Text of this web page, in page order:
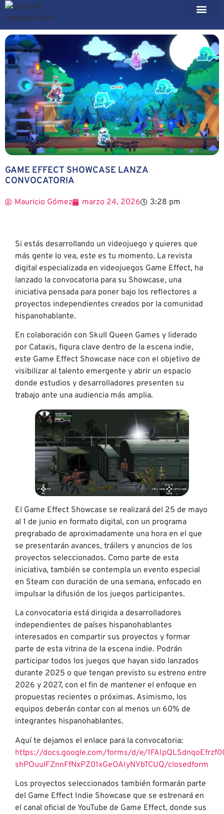
GAME EFFECT SHOWCASE LANZA
CONVOCATORIA
Mauricio Gómez marzo 24, 2026 3:28 pm
Si estás desarrollando un videojuego y quieres que
más gente lo vea, este es tu momento. La revista
digital especializada en videojuegos Game Effect, ha
lanzado la convocatoria para su Showcase, una
iniciativa pensada para poner bajo los reflectores a
proyectos independientes creados por la comunidad
hispanohablante.
En colaboración con Skull Queen Games y liderado
por Cataxis, figura clave dentro de la escena indie,
este Game Effect Showcase nace con el objetivo de
visibilizar al talento emergente y abrir un espacio
donde estudios y desarrolladores presenten su
trabajo ante una audiencia más amplia.
El Game Effect Showcase se realizará del 25 de mayo
al 1 de junio en formato digital, con un programa
pregrabado de aproximadamente una hora en el que
se presentarán avances, tráilers y anuncios de los
proyectos seleccionados. Como parte de esta
iniciativa, también se contempla un evento especial
en Steam con duración de una semana, enfocado en
impulsar la difusión de los juegos participantes.
La convocatoria está dirigida a desarrolladores
independientes de países hispanohablantes
interesados en compartir sus proyectos y formar
parte de esta vitrina de la escena indie. Podrán
participar todos los juegos que hayan sido lanzados
durante 2025 o que tengan previsto su estreno entre
2026 y 2027, con el fin de mantener el enfoque en
propuestas recientes o próximas. Asimismo, los
equipos deberán contar con al menos un 60% de
integrantes hispanohablantes.
Aquí te dejamos el enlace para la convocatoria:
https://docs.google.com/forms/d/e/
shPOuulFZnnFfNxPZ01xGeOAIyNYbTCUQ/closedform
Los proyectos seleccionados también formarán parte
del Game Effect Indie Showcase que se estrenará en
el canal oficial de YouTube de Game Effect, donde sus